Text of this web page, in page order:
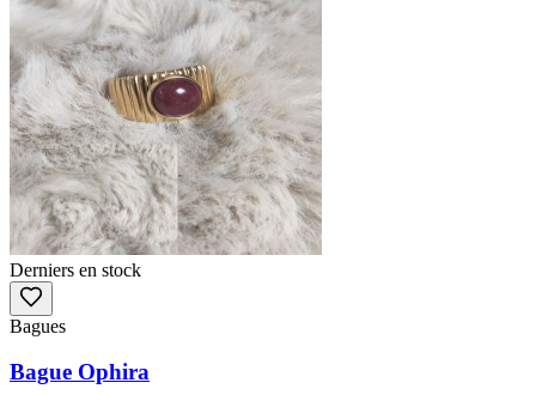
Derniers en stock
Bagues
Bague Ophira